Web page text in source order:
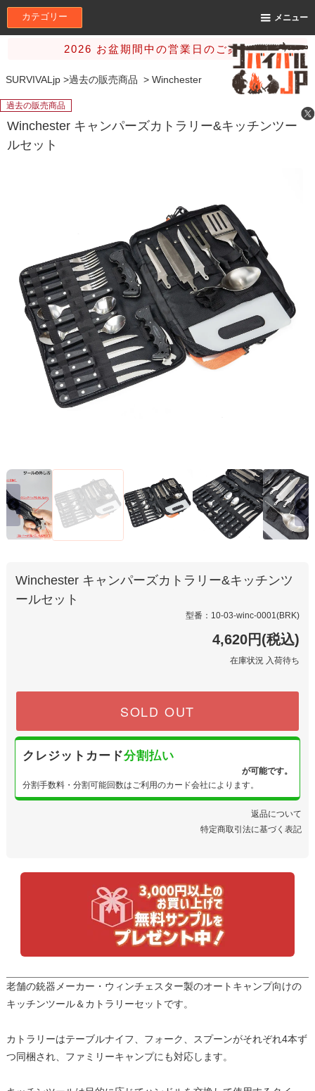
カテゴリー メニュー
2026 お盆期間中の営業日のご案内
SURVIVALjp >過去の販売商品 > Winchester
過去の販売商品
Winchester キャンパーズカトラリー&キッチンツー
ルセット
Winchester キャンパーズカトラリー&キッチンツ
ールセット
型番：10-03-winc-0001(BRK)
4,620円(税込)
在庫状況 入荷待ち
SOLD OUT
クレジットカード分割払い
が可能です。
分割手数料・分割可能回数はご利用のカード会社によります。
返品について
特定商取引法に基づく表記
老舗の銃器メーカー・ウィンチェスター製のオートキャンプ向けの
キッチンツール＆カトラリーセットです。
カトラリーはテーブルナイフ、フォーク、スプーンがそれぞれ4本ず
つ同梱され、ファミリーキャンプにも対応します。